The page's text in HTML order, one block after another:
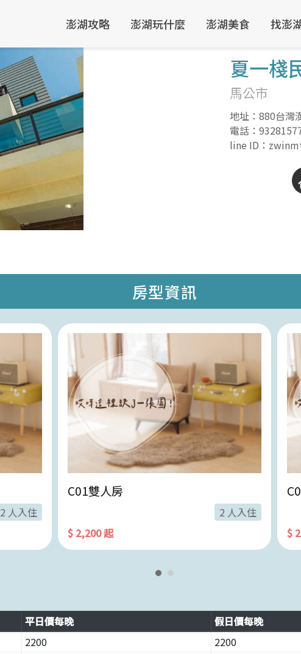
澎湖攻略 澎湖玩什麼 澎湖美食 找澎
夏一棧
馬公市
地址：880台灣
電話：
line ID：
房型資訊
2 人入住
C01雙人房
2 人入住
$ 2,200 起
$
平日價每晚
假日價每晚
2200
2200